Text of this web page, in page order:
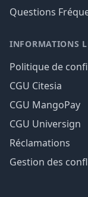
Questions
INFORMATIONS
Politique de
CGU Citesia
CGU MangoPay
CGU Universign
Réclamations
Gestion des